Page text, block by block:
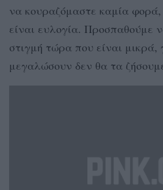
να κουραζόμαστε καμία
είναι ευλογία. Προσπαθούμε
στιγμή τώρα που είναι μικρά,
μεγαλώσουν δεν θα τα